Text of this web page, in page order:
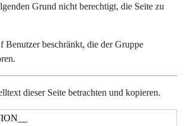
,Suche
Grund nicht berechtigt, die Seite zu
Benutzer beschränkt, die der Gruppe
dieser Seite betrachten und kopieren.